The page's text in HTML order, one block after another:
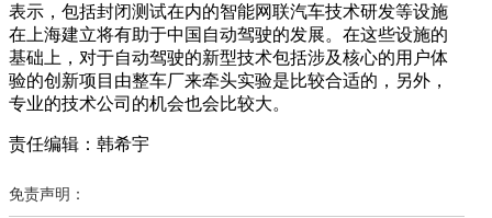
表示，包括封闭测试在内的智能网联汽车技术研发等设施
在上海建立将有助于中国自动驾驶的发展。在这些设施的
基础上，对于自动驾驶的新型技术包括涉及核心的用户体
验的创新项目由整车厂来牵头实验是比较合适的，另外，
专业的技术公司的机会也会比较大。
责任编辑：韩希宇
免责声明：